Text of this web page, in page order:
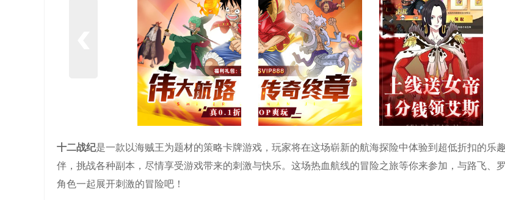
十二战纪是一款以海贼王为题材的策略卡牌游戏，玩家将在这场崭新的航海探险中体验到超低折扣的乐
伴，挑战各种副本，尽情享受游戏带来的刺激与快乐。 这场热血航线的冒险之旅等你来参加，与路飞、
角色一起展开刺激的冒险吧！